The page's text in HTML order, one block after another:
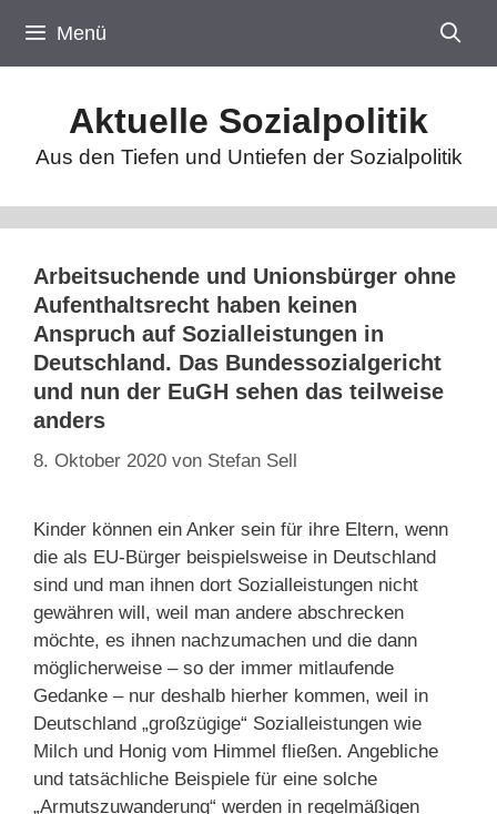
Inhalt
springen
Menü
Aktuelle Sozialpolitik
Aus den Tiefen und Untiefen der Sozialpolitik
Arbeitsuchende und Unionsbürger ohne
Aufenthaltsrecht haben keinen
Anspruch auf Sozialleistungen in
Deutschland. Das Bundessozialgericht
und nun der EuGH sehen das teilweise
anders
8. Oktober 2020 von Stefan Sell
Kinder können ein Anker sein für ihre Eltern, wenn
die als EU-Bürger beispielsweise in Deutschland
sind und man ihnen dort Sozialleistungen nicht
gewähren will, weil man andere abschrecken
möchte, es ihnen nachzumachen und die dann
möglicherweise – so der immer mitlaufende
Gedanke – nur deshalb hierher kommen, weil in
Deutschland „großzügige“ Sozialleistungen wie
Milch und Honig vom Himmel fließen. Angebliche
und tatsächliche Beispiele für eine solche
„Armutszuwanderung“ werden in regelmäßigen